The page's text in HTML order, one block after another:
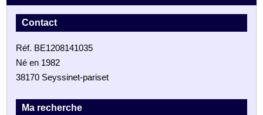
Contact
Réf. BE1208141035
Né en 1982
38170 Seyssinet-pariset
Ma recherche